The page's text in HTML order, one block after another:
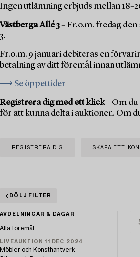
Ingen utlämning erbjuds mellan
Västberga Allé 3– Fr.o.m. fredag
3.
Fr.o.m. 9 januari debiteras en
betalning av ditt föremål innan
⟶ Se öppettider
Registrera dig med ett klick– Om du
för att kunna delta i auktionen. Om
REGISTRERA DIG SKAPA ETT
DÖLJ FILTER
AVDELNINGAR & DAGAR
Alla föremål
LIVEAUKTION 11 DEC 2024
Möbler och Konsthantverk